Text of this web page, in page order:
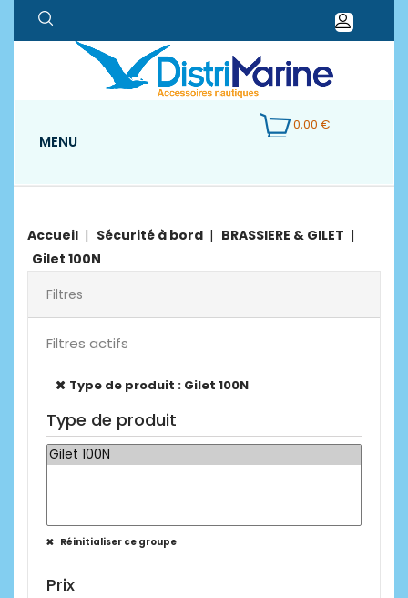
0,00 €
MENU
Accueil Sécurité à bord
BRASSIERE & GILET
Gilet 100N
Filtres
Filtres actifs
Type de produit : Gilet 100N
Type de produit
Réinitialiser ce groupe
Prix